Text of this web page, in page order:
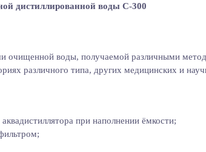
дистиллированной воды C-300
очищенной воды, получаемой различными
различного типа, других медицинских и
при наполнении ёмкости;